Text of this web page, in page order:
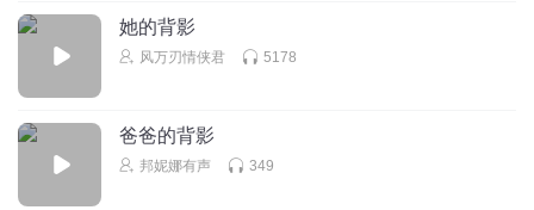
她的背影
风万刃情侠君 5178
爸爸的背影
邦妮娜有声 349